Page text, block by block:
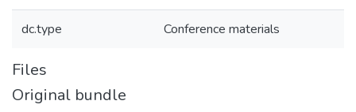
dc.type Conference materials
Files
Original bundle